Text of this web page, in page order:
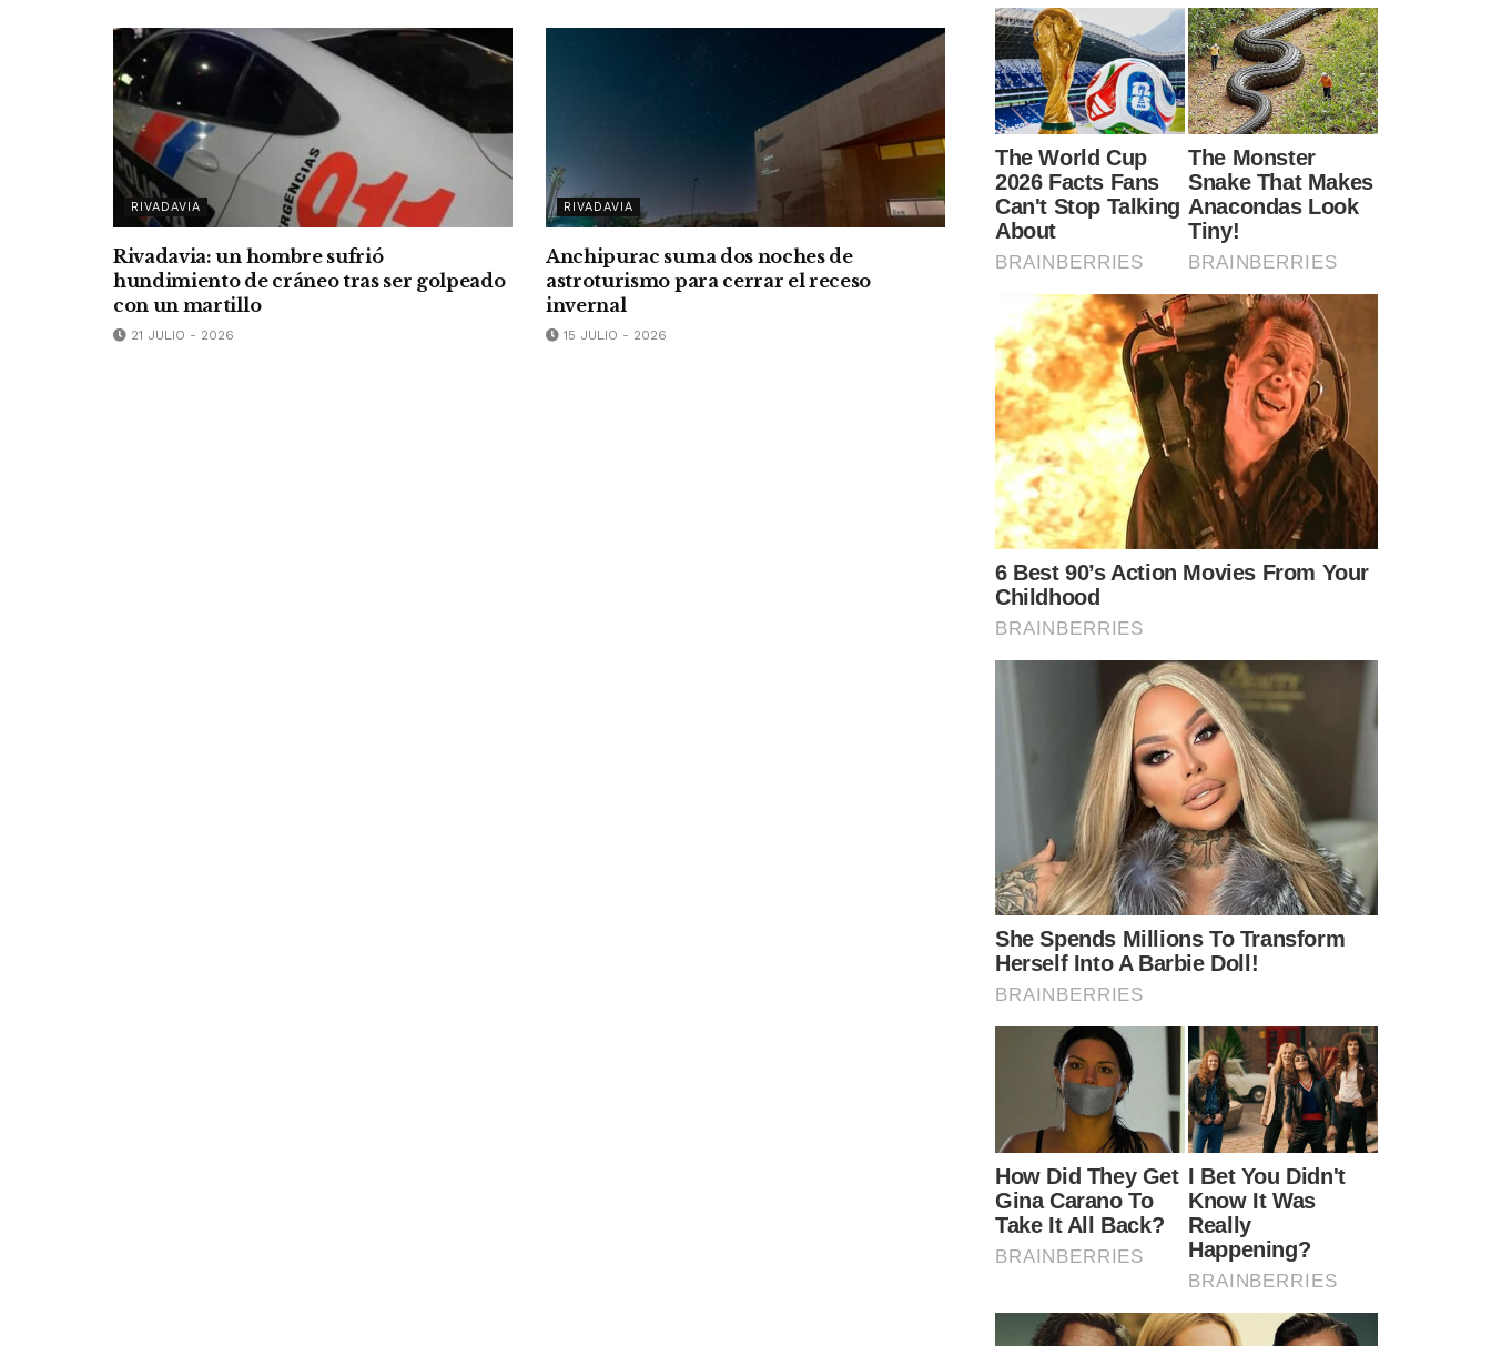
RIVADAVIA
Rivadavia: un hombre sufrió
hundimiento de cráneo tras ser golpeado
con un martillo
21 JULIO - 2026
RIVADAVIA
Anchipurac suma dos noches de
astroturismo para cerrar el receso
invernal
15 JULIO - 2026